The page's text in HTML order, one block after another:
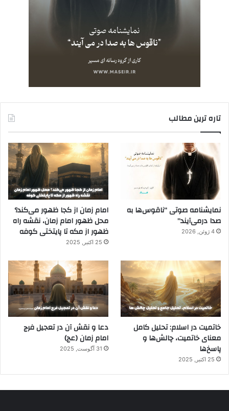
تاره ترین مطالب
نمایشنامه صوتی “ناقوس‌ها به
صدا در‌می‌آیند”
4 ژوئن, 2026
امام زمان از کجا ظهور می‌کند؟
محل ظهور امام زمان، نقشه راه
ظهور از مکه تا پایتختی کوفه
25 اکتبر, 2025
خاتمیت در اسلام: تحلیل کامل
معنای خاتمیت، چالش‌ها و
پاسخ‌ها
25 اکتبر, 2025
دعا و نقش آن در تعجیل فرج
امام زمان (عج)
31 آگوست, 2025